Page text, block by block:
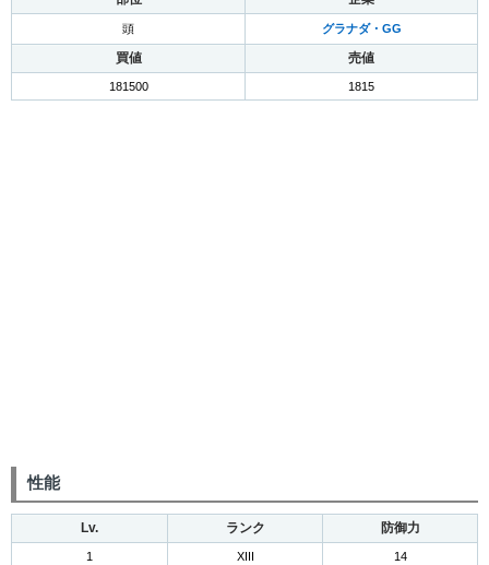
頭 グラナダ・GG
買値 売値
181500 1815
性能
Lv. ランク 防御力
1 XIII 14